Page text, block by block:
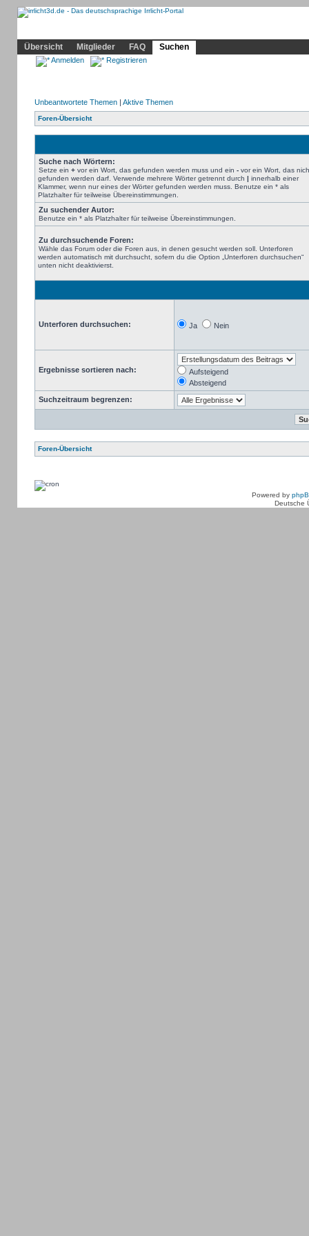
Übersicht
Mitglieder FAQ Suchen
Anmelden Registrieren
Unbeantwortete Themen| Aktive Themen
Foren-Übersicht
Suche nach Wörtern:
Setze ein +vor ein Wort, das gefunden werden muss und ein -vor ein Wort, das
gefunden werden darf. Verwende mehrere Wörter getrennt durch | innerhalb einer
Klammer, wenn nur eines der Wörter gefunden werden muss. Benutze ein * als
Platzhalter für teilweise Übereinstimmungen.
Zu suchender Autor:
Benutze ein * als Platzhalter für teilweise Übereinstimmungen.
Zu durchsuchende Foren:
Wähle das Forum oder die Foren aus, in denen gesucht werden soll. Unterforen
werden automatisch mit durchsucht, sofern du die Option „Unterforen durchsuchen“
unten nicht deaktivierst.
Unterforen durchsuchen: Ja Nein
Ergebnisse sortieren nach:
Aufsteigend
Absteigend
Suchzeitraum begrenzen:
Foren-Übersicht
Powered by
Deutsche